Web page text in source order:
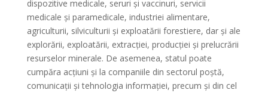
dispozitive medicale, seruri și vaccinuri, servicii
medicale și paramedicale, industriei alimentare,
agriculturii, silviculturii și exploatării forestiere, dar și ale
explorării, exploatării, extracției, producției și prelucrării
resurselor minerale. De asemenea, statul poate
cumpăra acțiuni și la companiile din sectorul poștă,
comunicații și tehnologia informației, precum și din cel